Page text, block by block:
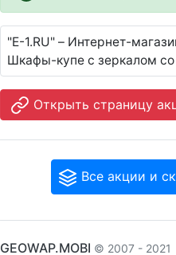
"E-1.RU" – Интернет-
Шкафы-купе с зеркалом со
Открыть страницу
Все акции и
GEOWAP.MOBI © 2007 - 2021